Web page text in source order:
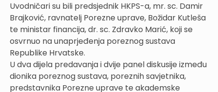
Uvodničari su bili predsjednik HKPS-a, mr. sc. Damir
Brajković, ravnatelj Porezne uprave, Božidar Kutleša
te ministar financija, dr. sc. Zdravko Marić, koji se
osvrnuo na unaprjeđenja poreznog sustava
Republike Hrvatske.
U dva dijela predavanja i dvije panel diskusije između
dionika poreznog sustava, poreznih savjetnika,
predstavnika Porezne uprave te akademske